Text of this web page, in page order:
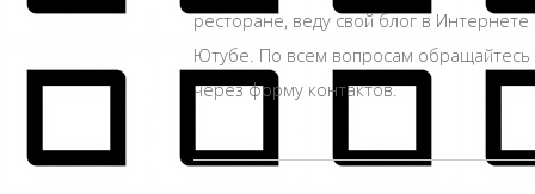
ресторане, веду свой блог в Интернете
Ютубе. По всем вопросам
через форму контактов.